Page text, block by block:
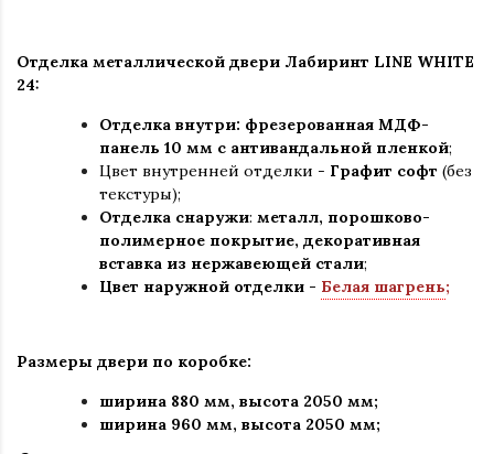
Отделка металлической двери Лабиринт LINE WHITE
24:
Отделка внутри: фрезерованная МДФ-
панель 10 мм с антивандальной пленкой;
Цвет внутренней отделки - Графит софт (без
текстуры);
Отделка снаружи: металл, порошково-
полимерное покрытие, декоративная
вставка из нержавеющей стали;
Цвет наружной отделки - Белая шагрень;
Размеры двери по коробке:
ширина 880 мм, высота 2050 мм;
ширина 960 мм, высота 2050 мм;